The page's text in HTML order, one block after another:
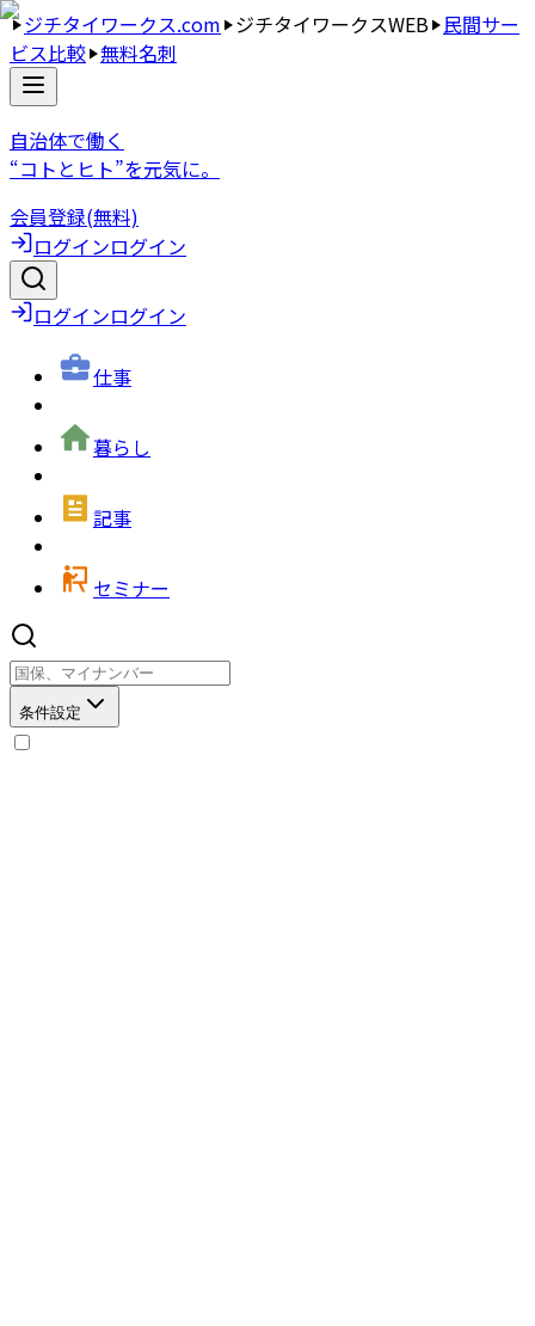
ジチタイワークス.com ジチタイワークスWEB 民間サー
ビス比較 無料名刺
自治体で働く
“コトとヒト”を元気に。
会員登録(無料)
ログインログイン
ログインログイン
仕事
暮らし
記事
セミナー
条件設定